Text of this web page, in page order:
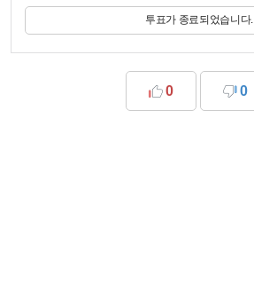
투표가 종료되었습니다.
0 0